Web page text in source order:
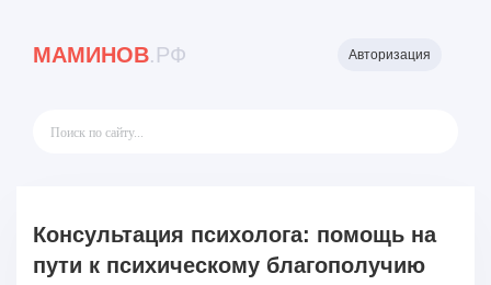
МАМИНОВ.РФ Авторизация
Консультация психолога: помощь на
пути к психическому благополучию